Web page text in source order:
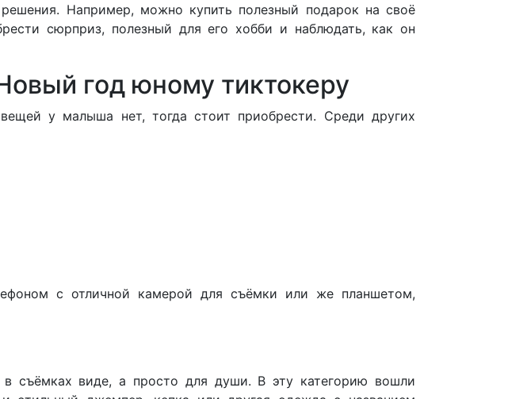
Например, можно купить полезный подарок на своё
сюрприз, полезный для его хобби и наблюдать, как он
год юному тиктокеру
у малыша нет, тогда стоит приобрести. Среди других
с отличной камерой для съёмки или же планшетом,
съёмках виде, а просто для души. В эту категорию вошли